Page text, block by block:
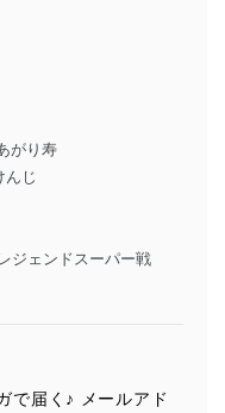
がり寿
んじ
ジェンドスーパー戦
で届く♪ メールアド